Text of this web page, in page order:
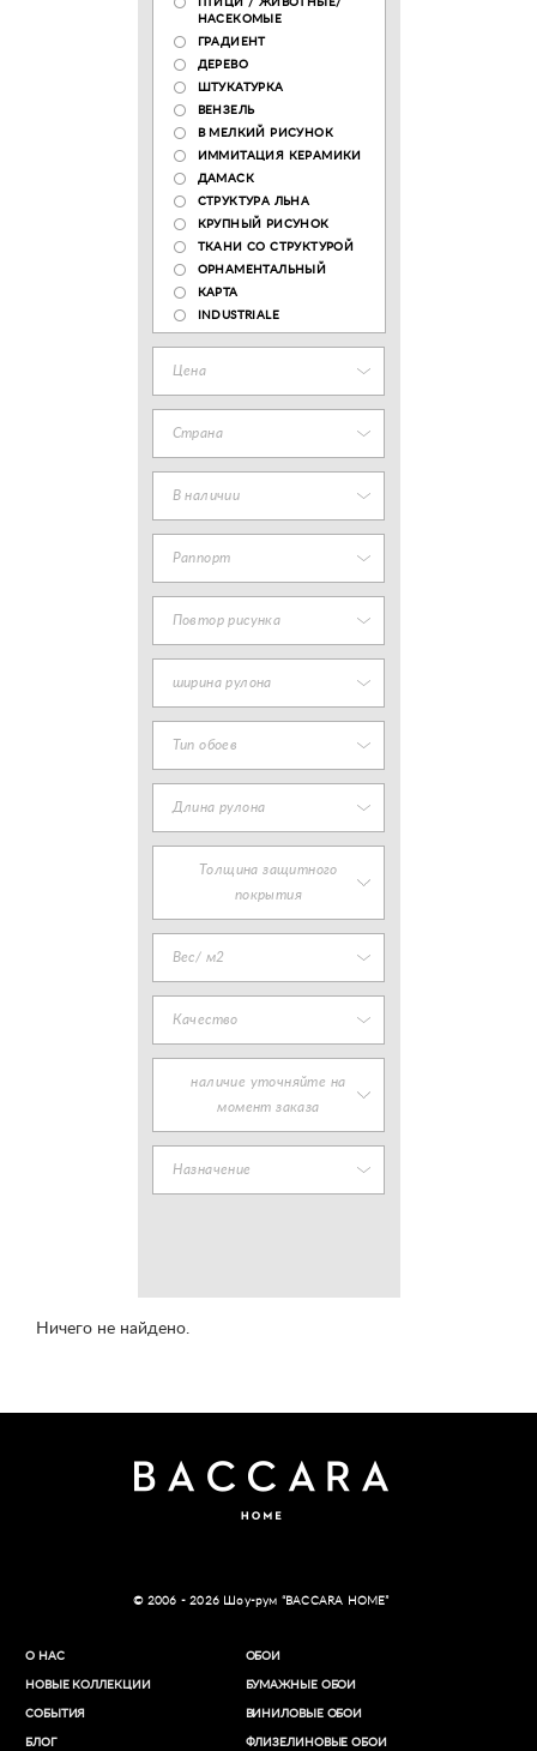
ПТИЦИ / ЖИВОТНЫЕ/
НАСЕКОМЫЕ
ГРАДИЕНТ
ДЕРЕВО
ШТУКАТУРКА
ВЕНЗЕЛЬ
В МЕЛКИЙ РИСУНОК
ИММИТАЦИЯ КЕРАМИКИ
ДАМАСК
СТРУКТУРА ЛЬНА
КРУПНЫЙ РИСУНОК
ТКАНИ СО СТРУКТУРОЙ
ОРНАМЕНТАЛЬНЫЙ
КАРТА
INDUSTRIALE
Цена
Страна
В наличии
Раппорт
Повтор рисунка
ширина рулона
Тип обоев
Длина рулона
Толщина защитного
покрытия
Вес/ м2
Качество
наличие уточняйте на
момент заказа
Назначение
Ничего не найдено.
© 2006 - 2026 Шоу-рум “BACCARA HOME”
О НАС
НОВЫЕ КОЛЛЕКЦИИ
СОБЫТИЯ
БЛОГ
ОБОИ
БУМАЖНЫЕ ОБОИ
ВИНИЛОВЫЕ ОБОИ​
ФЛИЗЕЛИНОВЫЕ ОБОИ